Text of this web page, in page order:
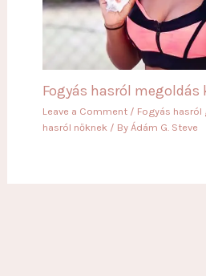
Fogyás hasról
Leave a Comment / Fogyás
hasról nőknek / By Ádám G. Steve